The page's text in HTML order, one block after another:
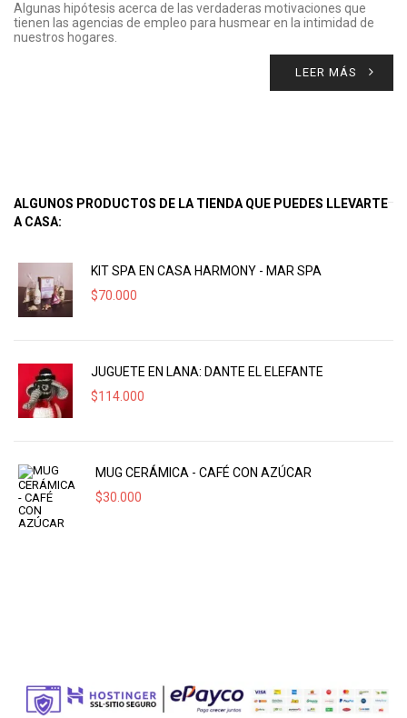
Algunas hipótesis acerca de las verdaderas motivaciones que
tienen las agencias de empleo para husmear en la intimidad de
nuestros hogares.
LEER MÁS
ALGUNOS PRODUCTOS DE LA TIENDA QUE PUEDES LLEVARTE
A CASA:
KIT SPA EN CASA HARMONY - MAR SPA
$70.000
JUGUETE EN LANA: DANTE EL ELEFANTE
$114.000
MUG CERÁMICA - CAFÉ CON AZÚCAR
$30.000